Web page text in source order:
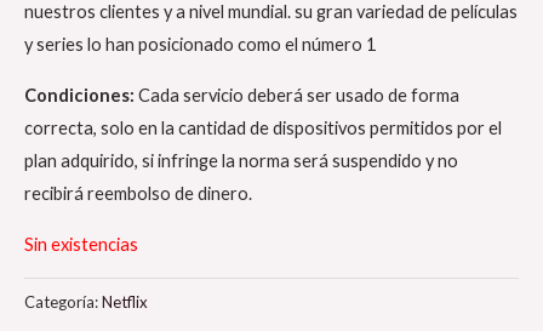
nuestros clientes y a nivel mundial. su gran variedad de películas
y series lo han posicionado como el número 1
Condiciones: Cada servicio deberá ser usado de forma
correcta, solo en la cantidad de dispositivos permitidos por el
plan adquirido, si infringe la norma será suspendido y no
recibirá reembolso de dinero.
Sin existencias
Categoría:Netflix